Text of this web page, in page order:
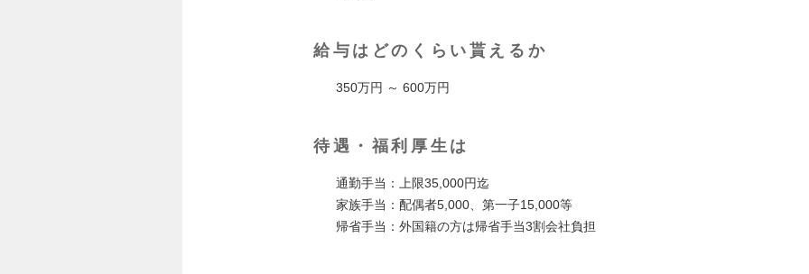
給与はどのくらい貰えるか
350万円 ～ 600万円
待遇・福利厚生は
通勤手当：上限35,000円迄
家族手当：配偶者5,000、第一子15,000等
帰省手当：外国籍の方は帰省手当3割会社負担